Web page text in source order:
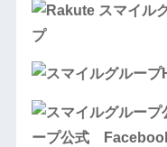
プ
ープ公式